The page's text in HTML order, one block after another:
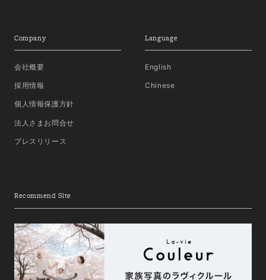
Company
会社概要
採用情報
個人情報保護方針
法人さまお問合せ
プレスリリース
Language
English
Chinese
Recommend Site